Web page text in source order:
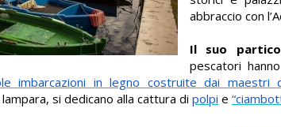
abbraccio con
Il suo
pescatori
imbarcazioni in legno costruite dai maestri
si dedicano alla cattura di polpi e